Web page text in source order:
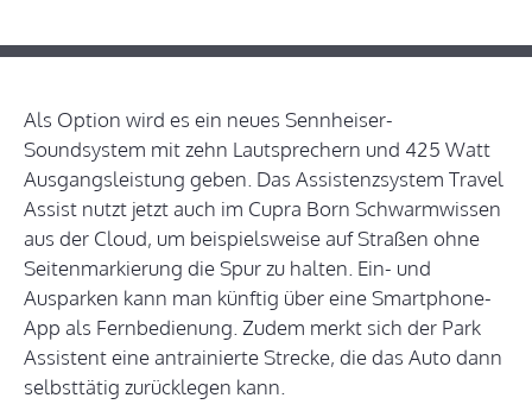
Als Option wird es ein neues Sennheiser-
Soundsystem mit zehn Lautsprechern und 425 Watt
Ausgangsleistung geben. Das Assistenzsystem Travel
Assist nutzt jetzt auch im Cupra Born Schwarmwissen
aus der Cloud, um beispielsweise auf Straßen ohne
Seitenmarkierung die Spur zu halten. Ein- und
Ausparken kann man künftig über eine Smartphone-
App als Fernbedienung. Zudem merkt sich der Park
Assistent eine antrainierte Strecke, die das Auto dann
selbsttätig zurücklegen kann.